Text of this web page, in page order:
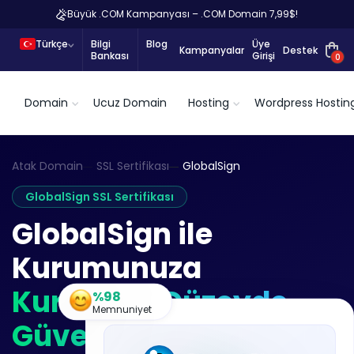
Büyük .COM Kampanyası – .COM Domain 7,99$!
Türkçe
Bilgi
Bankası
Blog Kampanyalar Üye
Girişi Destek
0
Domain Ucuz Domain Hosting Wordpress
Atak Domain SSL Sertifikası
GlobalSign
GlobalSign SSL Sertifikası
GlobalSign ile
Kurumunuza
Kurumsal Düzeyde
Güven ve Global PKI
%98
Memnuniyet